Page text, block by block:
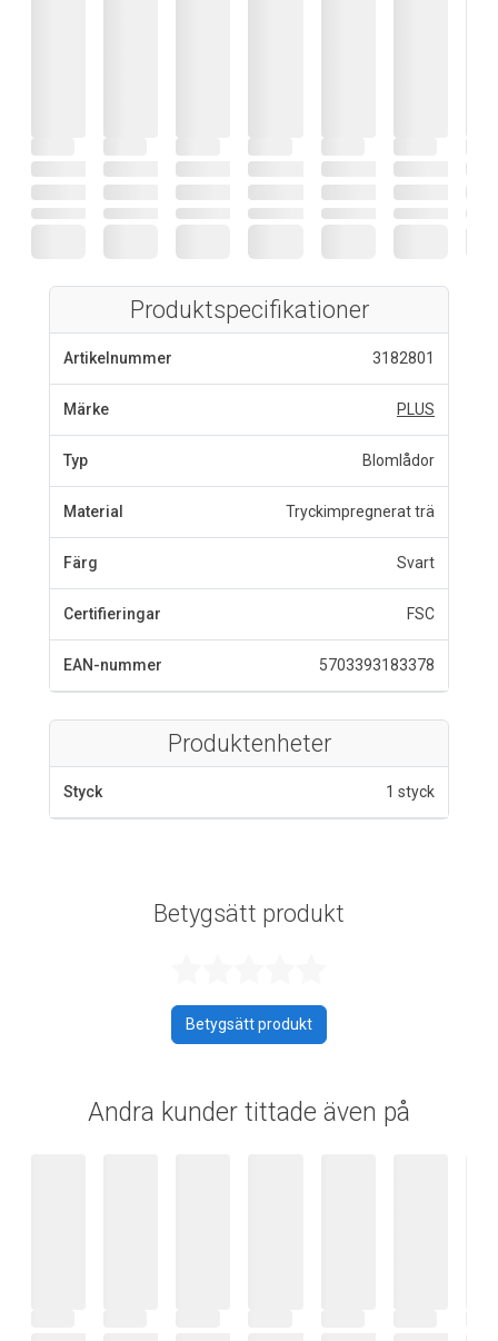
Produktspecifikationer
Artikelnummer 3182801
Märke PLUS
Typ Blomlådor
Material Tryckimpregnerat trä
Färg Svart
Certifieringar FSC
EAN-nummer 5703393183378
Produktenheter
Styck 1 styck
Betygsätt produkt
Betygsätt produkt
Andra kunder tittade även på